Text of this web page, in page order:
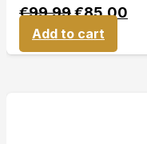
€99,99€85,00
Add to cart